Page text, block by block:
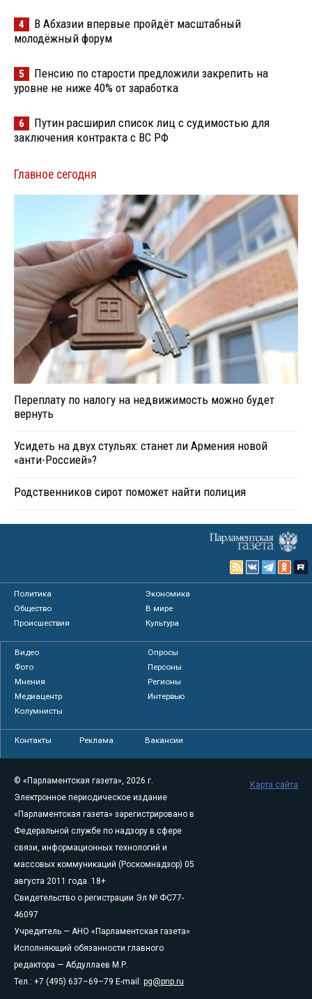
4
В Абхазии впервые пройдёт масштабный
молодёжный форум
5
Пенсию по старости предложили закрепить на
уровне не ниже 40% от заработка
6
Путин расширил список лиц с судимостью для
заключения контракта с ВС РФ
Главное сегодня
Переплату по налогу на недвижимость можно будет
вернуть
Усидеть на двух стульях: станет ли Армения новой
«анти-Россией»?
Родственников сирот поможет найти полиция
Политика
Экономика
Общество
В мире
Происшествия
Культура
Видео
Опросы
Фото
Персоны
Мнения
Регионы
Медиацентр
Интервью
Колумнисты
Контакты Реклама Вакансии
© «Парламентская газета», 2026 г.
Электронное периодическое издание
«Парламентская газета» зарегистрировано в
Федеральной службе по надзору в сфере
связи, информационных технологий и
массовых коммуникаций (Роскомнадзор) 05
августа 2011 года. 18+
Свидетельство о регистрации Эл № ФС77-
46097
Учредитель — АНО «Парламентская газета»
Исполняющий обязанности главного
редактора — Абдуллаев М.Р.
Тел.: +7 (495) 637–69–79 E-mail: pg@pnp.ru
Карта сайта